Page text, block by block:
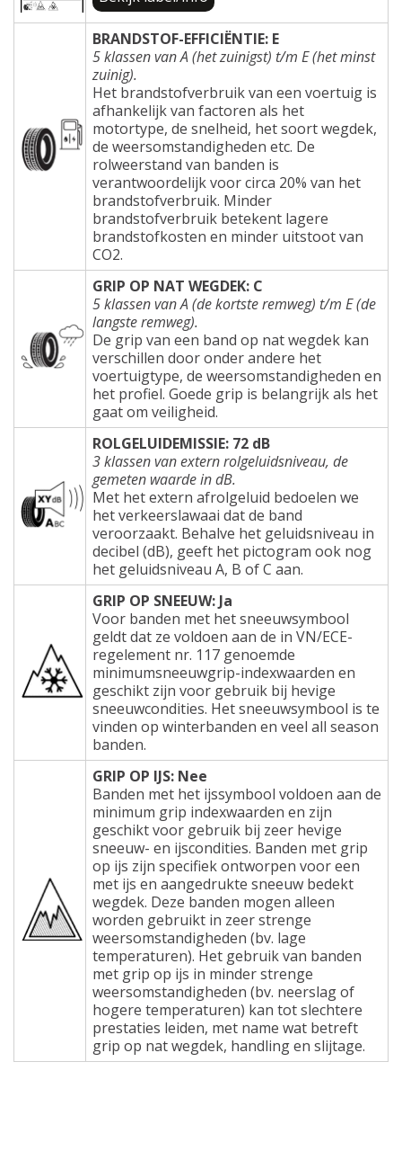
BRANDSTOF-EFFICIËNTIE: E
5 klassen van A (het zuinigst) t/m E (het minst
zuinig).
Het brandstofverbruik van een voertuig is
afhankelijk van factoren als het
motortype, de snelheid, het soort wegdek,
de weersomstandigheden etc. De
rolweerstand van banden is
verantwoordelijk voor circa 20% van het
brandstofverbruik. Minder
brandstofverbruik betekent lagere
brandstofkosten en minder uitstoot van
CO2.
GRIP OP NAT WEGDEK: C
5 klassen van A (de kortste remweg) t/m E (de
langste remweg).
De grip van een band op nat wegdek kan
verschillen door onder andere het
voertuigtype, de weersomstandigheden en
het profiel. Goede grip is belangrijk als het
gaat om veiligheid.
ROLGELUIDEMISSIE: 72 dB
3 klassen van extern rolgeluidsniveau, de
gemeten waarde in dB.
Met het extern afrolgeluid bedoelen we
het verkeerslawaai dat de band
veroorzaakt. Behalve het geluidsniveau in
decibel (dB), geeft het pictogram ook nog
het geluidsniveau A, B of C aan.
GRIP OP SNEEUW: Ja
Voor banden met het sneeuwsymbool
geldt dat ze voldoen aan de in VN/ECE-
regelement nr. 117 genoemde
minimumsneeuwgrip-indexwaarden en
geschikt zijn voor gebruik bij hevige
sneeuwcondities. Het sneeuwsymbool is te
vinden op winterbanden en veel all season
banden.
GRIP OP IJS: Nee
Banden met het ijssymbool voldoen aan de
minimum grip indexwaarden en zijn
geschikt voor gebruik bij zeer hevige
sneeuw- en ijscondities. Banden met grip
op ijs zijn specifiek ontworpen voor een
met ijs en aangedrukte sneeuw bedekt
wegdek. Deze banden mogen alleen
worden gebruikt in zeer strenge
weersomstandigheden (bv. lage
temperaturen). Het gebruik van banden
met grip op ijs in minder strenge
weersomstandigheden (bv. neerslag of
hogere temperaturen) kan tot slechtere
prestaties leiden, met name wat betreft
grip op nat wegdek, handling en slijtage.